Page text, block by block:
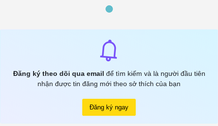
Đăng ký theo dõi qua email để tìm kiếm và là người đầu tiên
nhận được tin đăng mới theo sở thích của bạn
Đăng ký ngay